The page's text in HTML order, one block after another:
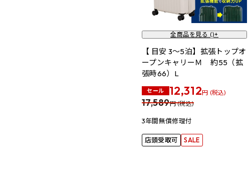
全商品を見る ()+
【 目安 3～5泊】拡張トップオ
ープンキャリーＭ 約55（拡
張時66）L
セール 12,312円 (税込)
17,589円 (税込)
3年間無償修理付
店頭受取可 SALE